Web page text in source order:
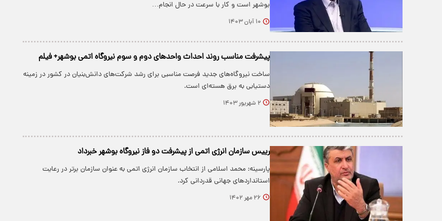
بوشهر است و کار با سرعت در حال انجام…
۱۰ آبان ۱۴۰۳
پیشرفت مناسب روند احداث واحد‌های دوم و سوم نیروگاه اتمی بوشهر+ فیلم
ساخت نیروگاه‌های جدید فرصت مناسبی برای رشد شرکت‌های دانش‌بنیان در کشور در زمینه
دستیابی به برق هسته‌ای است.
۲ شهریور ۱۴۰۳
رییس سازمان انرژی اتمی از پیشرفت دو فاز نیروگاه بوشهر خبرداد
پارسینه: محمد اسلامی از انتخاب سازمان انرژی اتمی به عنوان سازمان برتر در رعایت
استانداردهای جهانی قدردانی کرد.
۲۶ مهر ۱۴۰۲